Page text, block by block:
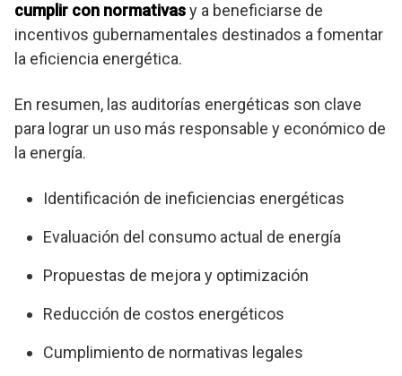
cumplir con normativasy a beneficiarse de
incentivos gubernamentales destinados a fomentar
la eficiencia energética.
En resumen, las auditorías energéticas son clave
para lograr un uso más responsable y económico de
la energía.
Identificación de ineficiencias energéticas
Evaluación del consumo actual de energía
Propuestas de mejora y optimización
Reducción de costos energéticos
Cumplimiento de normativas legales